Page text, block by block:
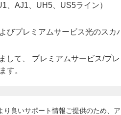
、AJ1、UH5、US5ライン）
びプレミアムサービス光のスカ
して、 プレミアムサービス/プ
す。
り良いサポート情報ご提供のため、